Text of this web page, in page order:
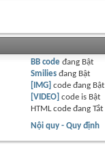
BB code đang Bật
Smilies đang Bật
[IMG] code đang Bật
[VIDEO] code is Bật
HTML code đangTắt
Nội quy - Quy định